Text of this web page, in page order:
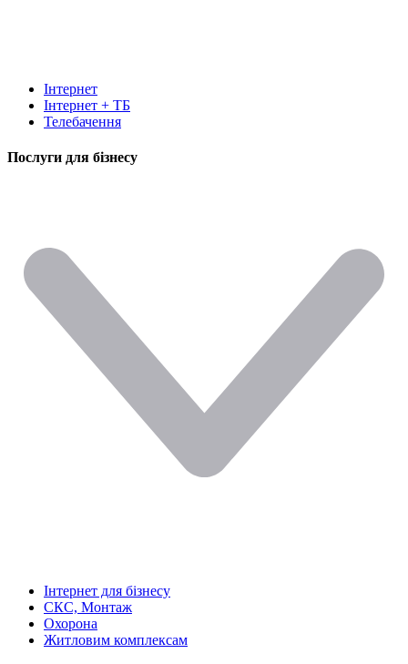
Інтернет
Інтернет + ТБ
Телебачення
Послуги для бізнесу
Інтернет для бізнесу
СКС, Монтаж
Охорона
Житловим комплексам